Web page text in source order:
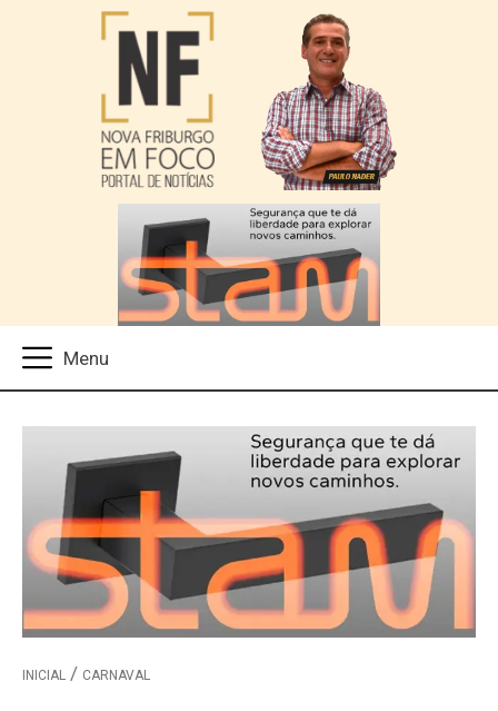
INICIAL CARNAVAL